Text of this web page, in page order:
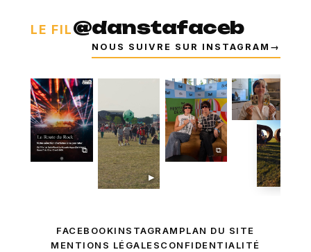
LE FIL@danstafaceb
NOUS SUIVRE SUR INSTAGRAM →
⧉
▶
⧉
FACEBOOKINSTAGRAM PLAN DU SITE
MENTIONS LÉGALESCONFIDENTIALITÉ